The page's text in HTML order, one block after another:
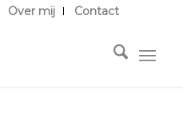
Over mij Contact